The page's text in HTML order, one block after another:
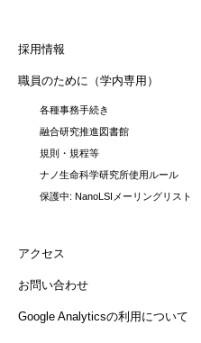
採用情報
職員のために（学内専用）
各種事務手続き
融合研究推進図書館
規則・規程等
ナノ生命科学研究所使用ルール
保護中: NanoLSIメーリングリスト
アクセス
お問い合わせ
Google Analyticsの利用について